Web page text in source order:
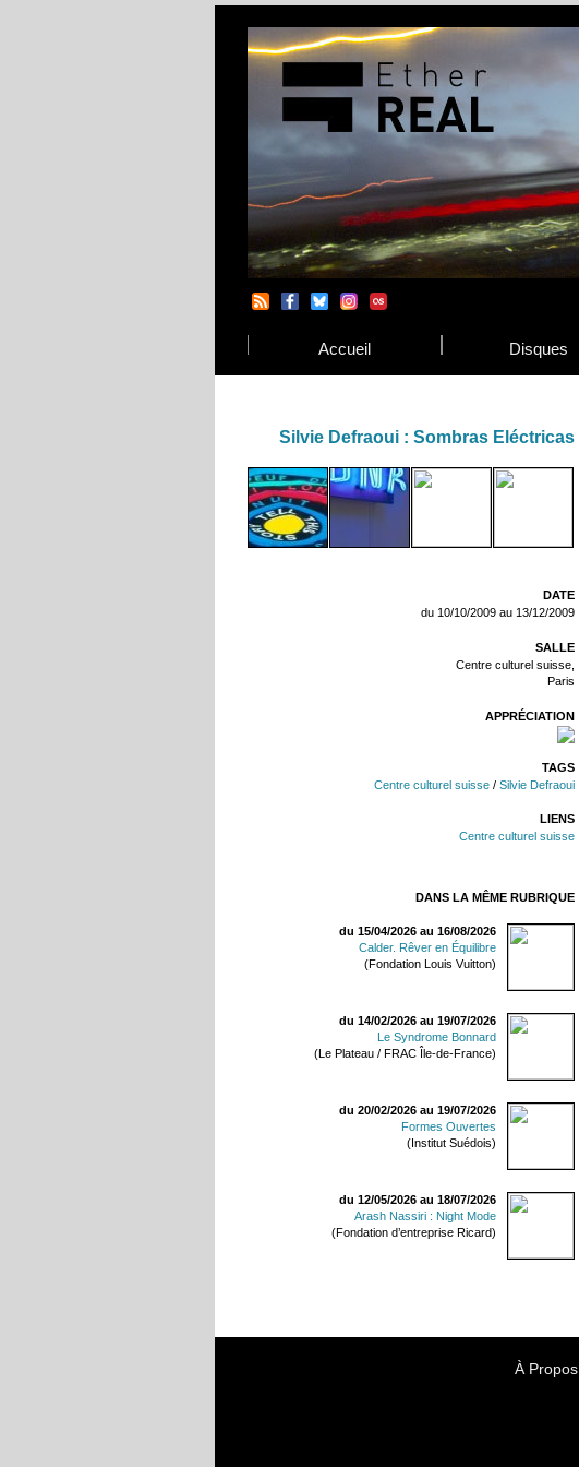
Accueil Disques
Silvie Defraoui : Sombras Eléctricas
DATE
du 10/10/2009 au 13/12/2009
SALLE
Centre culturel suisse,
Paris
APPRÉCIATION
TAGS
Centre culturel suisse / Silvie Defraoui
LIENS
Centre culturel suisse
DANS LA MÊME RUBRIQUE
du 15/04/2026 au 16/08/2026
Calder. Rêver en Équilibre
(Fondation Louis Vuitton)
du 14/02/2026 au 19/07/2026
Le Syndrome Bonnard
(Le Plateau / FRAC Île-de-France)
du 20/02/2026 au 19/07/2026
Formes Ouvertes
(Institut Suédois)
du 12/05/2026 au 18/07/2026
Arash Nassiri : Night Mode
(Fondation d’entreprise Ricard)
À Propos